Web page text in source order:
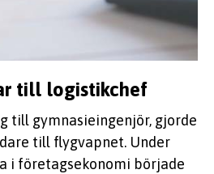
till logistikchef
till gymnasieingenjör, gjorde
till flygvapnet. Under
i företagsekonomi började